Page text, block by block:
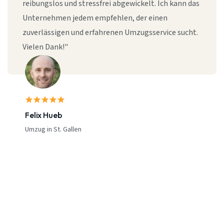
Felix Hueb
Umzug in St. Gallen
reibungslos und stressfrei abgewickelt. Ich kann das
Unternehmen jedem empfehlen, der einen
zuverlässigen und erfahrenen Umzugsservice sucht.
Vielen Dank!"